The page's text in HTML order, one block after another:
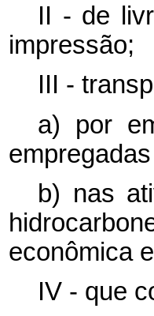
II - de
impressão;
III -
a) por
b) nas
econômica
IV - que